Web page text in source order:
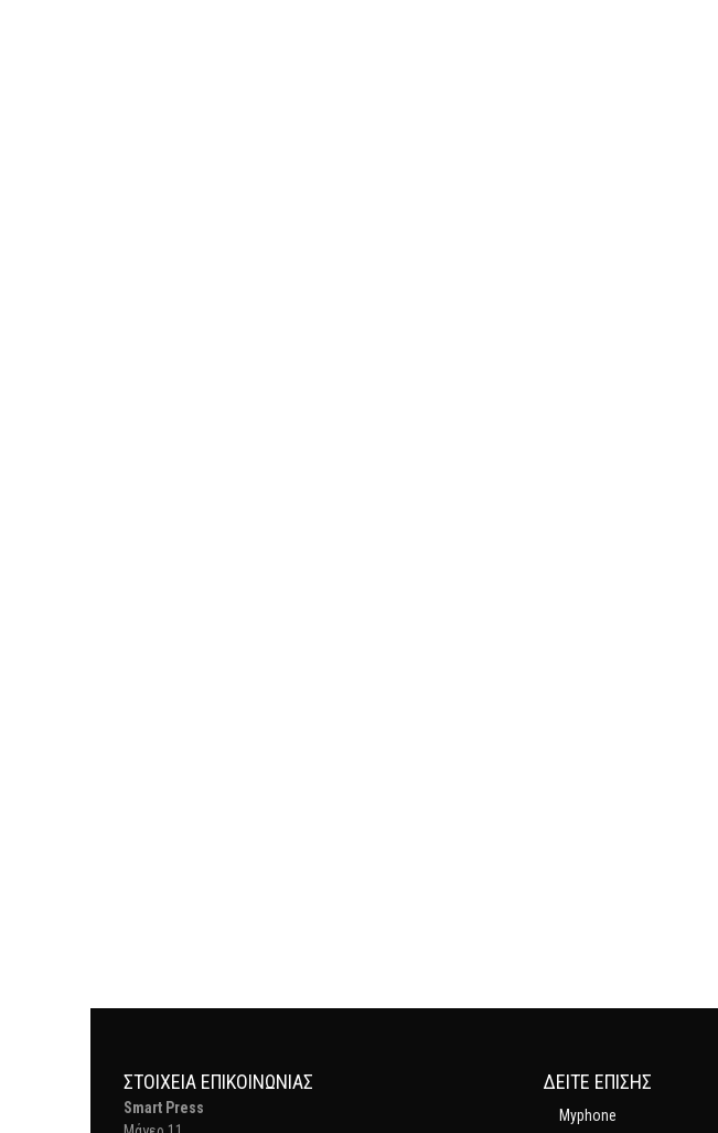
ΣΤΟΙΧΕΊΑ ΕΠΙΚΟΙΝΩΝΊΑΣ
Smart Press
ΔΕΊΤΕ ΕΠΊΣΗΣ
Myphone